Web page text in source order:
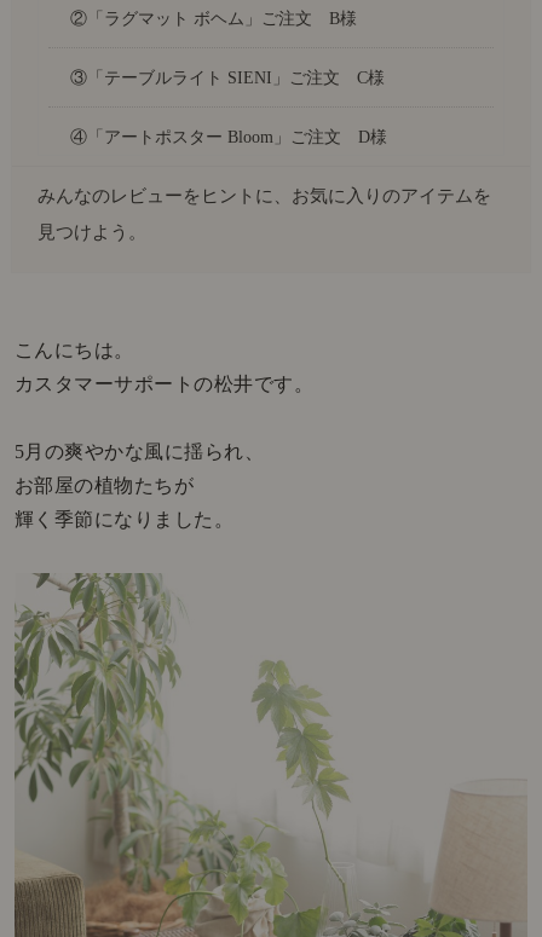
こんにちは。
カスタマーサポートの松井です。
5月の爽やかな風に揺られ、
お部屋の植物たちが
輝く季節になりました。
②「ラグマット ボヘム」ご注文 B様
③「テーブルライト SIENI」ご注文 C様
④「アートポスター Bloom」ご注文 D様
みんなのレビューをヒントに、お気に入りのアイテムを
見つけよう。